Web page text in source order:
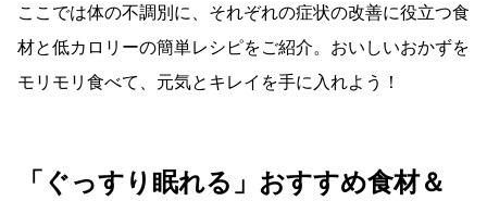
ここでは体の不調別に、それぞれの症状の改善に役立つ食
材と低カロリーの簡単レシピをご紹介。おいしいおかずを
モリモリ食べて、元気とキレイを手に入れよう！
「ぐっすり眠れる」おすすめ食材＆